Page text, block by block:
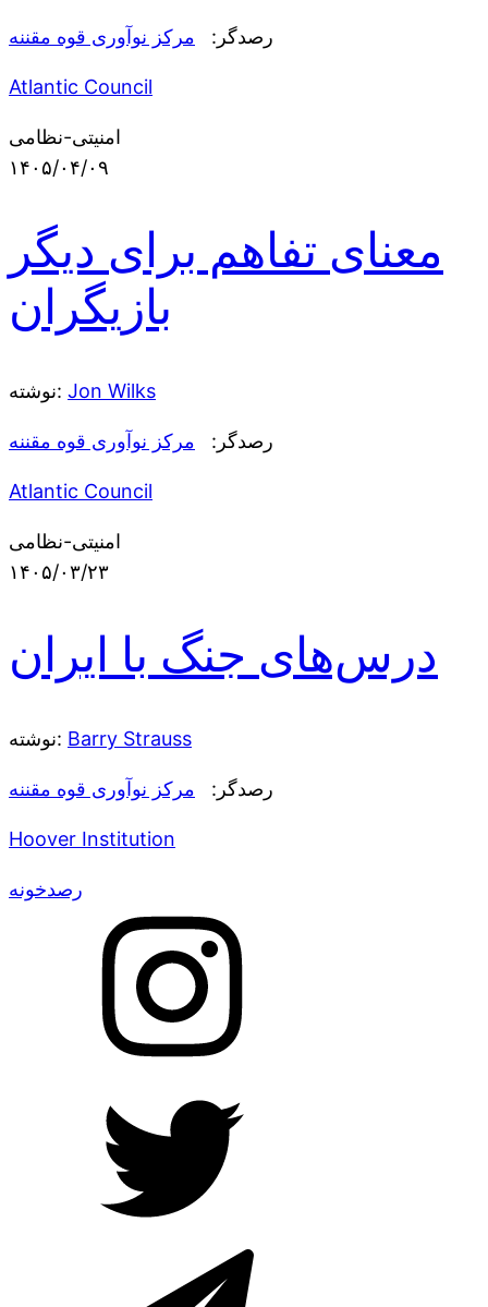
رصدگر: مرکز نوآوری قوه مقننه
Atlantic Council
امنیتی-نظامی
۱۴۰۵/۰۴/۰۹
معنای تفاهم برای دیگر
بازیگران
نوشته: Jon Wilks
رصدگر: مرکز نوآوری قوه مقننه
Atlantic Council
امنیتی-نظامی
۱۴۰۵/۰۳/۲۳
درس‌های جنگ با ایران
نوشته: Barry Strauss
رصدگر: مرکز نوآوری قوه مقننه
Hoover Institution
رصدخونه